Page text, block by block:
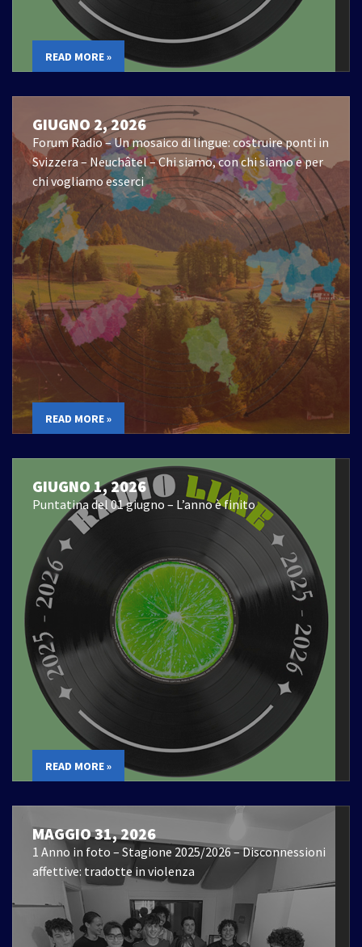
READ MORE »
GIUGNO 2, 2026
Forum Radio – Un mosaico di lingue: costruire ponti in
Svizzera – Neuchâtel – Chi siamo, con chi siamo e per
chi vogliamo esserci
READ MORE »
GIUGNO 1, 2026
Puntatina del 01 giugno – L’anno è finito
READ MORE »
MAGGIO 31, 2026
1 Anno in foto – Stagione 2025/2026 – Disconnessioni
affettive: tradotte in violenza